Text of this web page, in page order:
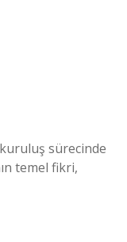
sürecinde
temel fikri,